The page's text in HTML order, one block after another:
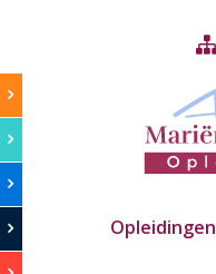
Opleidingen